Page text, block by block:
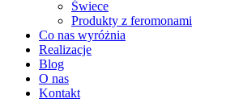
Świece
Produkty z feromonami
Co nas wyróżnia
Realizacje
Blog
O nas
Kontakt